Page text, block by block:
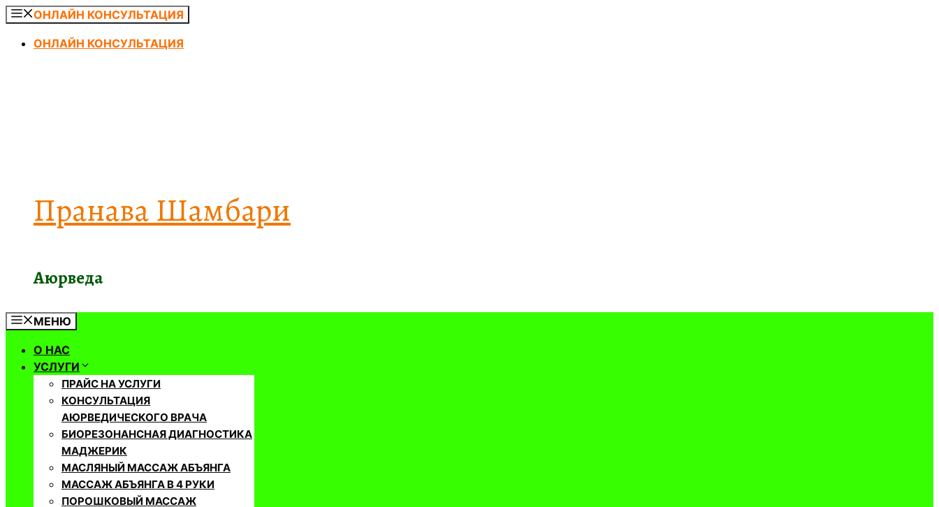
Перейти
содержимому
ОНЛАЙН КОНСУЛЬТАЦИЯ
ОНЛАЙН КОНСУЛЬТАЦИЯ
Пранава Шамбари
Аюрведа
МЕНЮ
О НАС
УСЛУГИ
ПРАЙС НА УСЛУГИ
КОНСУЛЬТАЦИЯ
АЮРВЕДИЧЕСКОГО ВРАЧА
БИОРЕЗОНАНСНАЯ ДИАГНОСТИКА
МАДЖЕРИК
МАСЛЯНЫЙ МАССАЖ АБЪЯНГА
МАССАЖ АБЪЯНГА В 4 РУКИ
ПОРОШКОВЫЙ МАССАЖ